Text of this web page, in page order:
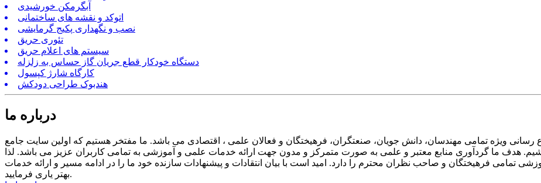
آبگرمکن خورشیدی
اتوکد و نقشه های ساختمانی
نصب و نگهداری پکیج گرمایشی
تئوری حریق
سیستم های اعلام حریق
دستگاه خودکار قطع جریان گاز حساس به زلزله
کارگاه شارژ کپسول
هندبوک طراحی دودکش
درباره ما
ویژه تمامی مهندسان، دانش جویان، صنعتگران، فرهیختگان و فعالان علمی ، اقتصادی می باشد. ما مفتخر هستیم که اولین سایت جامع
هدف ما گردآوری منابع معتبر و علمی به صورت متمرکز و مدون جهت ارائه خدمات علمی و آموزشی به تمامی کاربران عزیز می باشد. لذا
تمامی فرهیختگان و صاحب نظران محترم را دارد. امید است با بیان انتقادات و پیشنهادات سازنده خود ما را در ادامه مسیر و ارائه خدمات
بهتر یاری فرمایید.